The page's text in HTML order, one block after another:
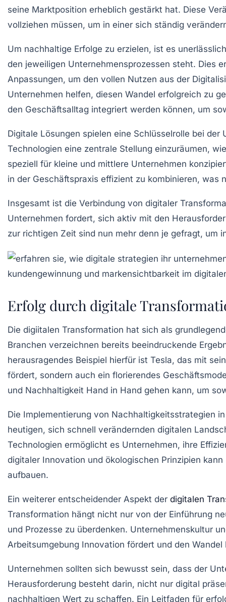
seine Marktposition erheblich gestärkt hat. Diese
vollziehen müssen, um in einer sich ständig
Um nachhaltige Erfolge zu erzielen, ist es
den jeweiligen Unternehmensprozessen steht. Dies
Anpassungen, um den vollen Nutzen aus der
Unternehmen helfen, diesen Wandel erfolgreich zu
den Geschäftsalltag integriert werden können, um
Digitale Lösungen spielen eine Schlüsselrolle bei
Technologien eine zentrale Stellung einzuräumen,
speziell für kleine und mittlere Unternehmen
in der Geschäftspraxis effizient zu kombinieren,
Insgesamt ist die Verbindung von digitaler
Unternehmen fordert, sich aktiv mit den
zur richtigen Zeit sind nun mehr denn je gefragt, um
Erfolg durch digitale
Die digiitalen Transformation hat sich als
Branchen verzeichnen bereits beeindruckende
herausragendes Beispiel hierfür ist Tesla, das mit
fördert, sondern auch ein florierendes
und Nachhaltigkeit Hand in Hand gehen kann, um
Die Implementierung von Nachhaltigkeitsstrategien
heutigen, sich schnell verändernden digitalen
Technologien ermöglicht es Unternehmen, ihre
digitaler Innovation und ökologischen Prinzipien
aufbauen.
Ein weiterer entscheidender Aspekt der digitalen
Transformation hängt nicht nur von der Einführung
und Prozesse zu überdenken. Unternehmenskultur
Arbeitsumgebung Innovation fördert und den Wandel
Unternehmen sollten sich bewusst sein, dass der
Herausforderung besteht darin, nicht nur digital
nachhaltigen Wert zu schaffen. Ein Leitfaden für